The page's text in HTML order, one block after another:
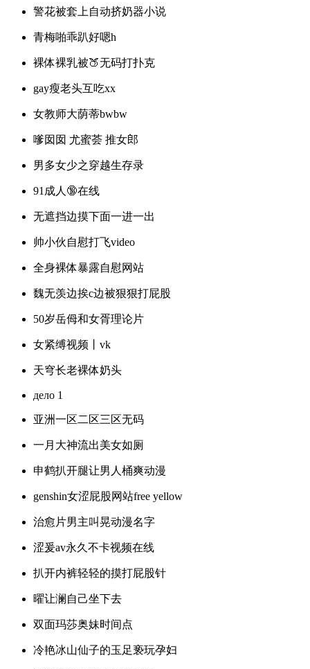
警花被套上自动挤奶器小说
青梅啪乖趴好嗯h
裸体裸乳被🍑无码打扑克
gay瘦老头互吃xx
女教师大荫蒂bwbw
嗲囡囡 尤蜜荟 推女郎
男多女少之穿越生存录
91成人🔞在线
无遮挡边摸下面一进一出
帅小伙自慰打飞video
全身裸体暴露自慰网站
魏无羡边挨c边被狠狠打屁股
50岁岳㑄和女胥理论片
女紧缚视频丨vk
天穹长老裸体奶头
дело 1
亚洲一区二区三区无码
一月大神流出美女如厕
申鹤扒开腿让男人桶爽动漫
genshin女涩屁股网站free yellow
治愈片男主叫晃动漫名字
涩爰av永久不卡视频在线
扒开内裤轻轻的摸打屁股针
曜让澜自己坐下去
双面玛莎奥妹时间点
冷艳冰山仙子的玉足亵玩孕妇